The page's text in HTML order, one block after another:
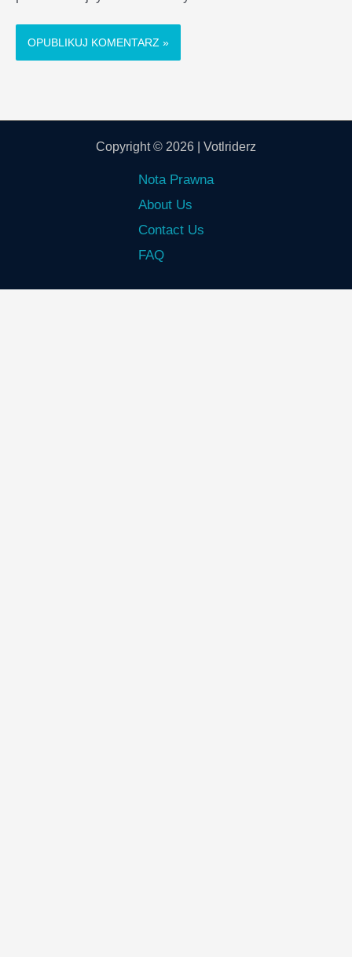
Copyright © 2026 | Votlriderz
Nota Prawna
About Us
Contact Us
FAQ